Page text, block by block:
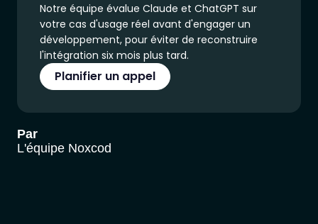
Notre équipe évalue Claude et ChatGPT sur
votre cas d'usage réel avant d'engager un
développement, pour éviter de reconstruire
l'intégration six mois plus tard.
Planifier un appel
Par
L'équipe Noxcod